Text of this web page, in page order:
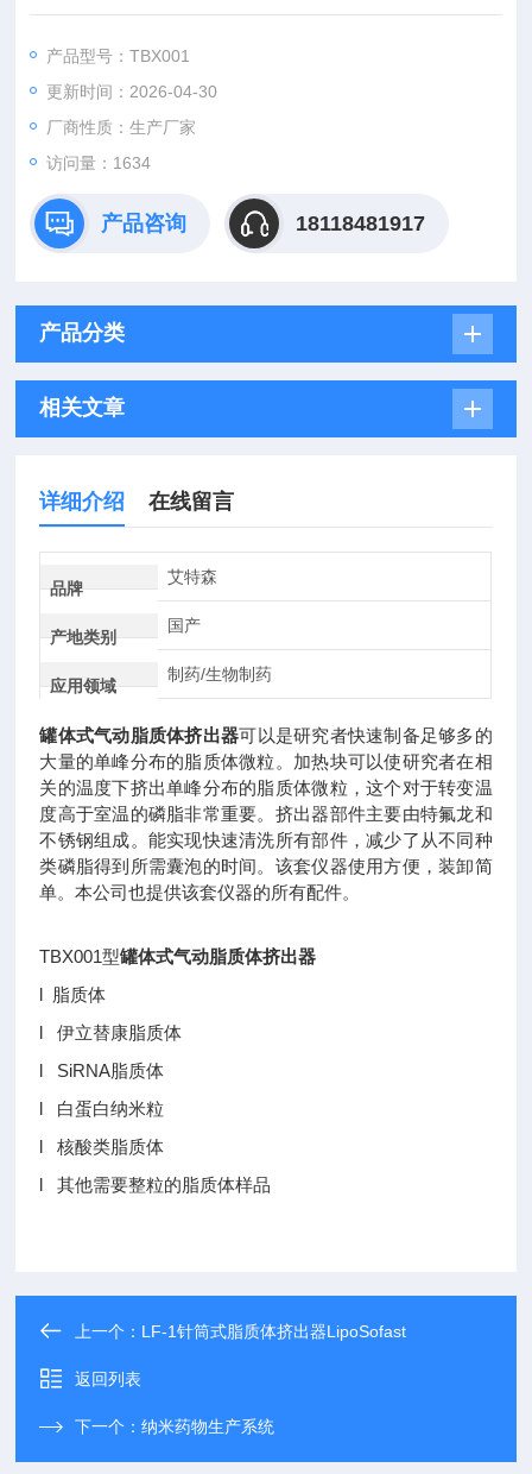
出单峰分布的脂质体微粒，这个对于转变温度高于室温的磷脂非
洗所有部件，减少了从不同种类磷脂得到所需囊泡的时间。该套
仪器使用方便，装卸简单。本公司也提供该套仪器的所有配件。
产品型号：TBX001
更新时间：2026-04-30
厂商性质：生产厂家
访问量：1634
产品咨询 18118481917
产品分类
相关文章
详细介绍 在线留言
品牌
艾特森
产地类别
国产
应用领域
制药/生物制药
罐体式气动脂质体挤出器可以是研究者快速制备足够多的
大量的单峰分布的脂质体微粒。加热块可以使研究者在相
关的温度下挤出单峰分布的脂质体微粒，这个对于转变温
度高于室温的磷脂非常重要。挤出器部件主要由特氟龙和
不锈钢组成。能实现快速清洗所有部件，减少了从不同种
类磷脂得到所需囊泡的时间。该套仪器使用方便，装卸简
单。本公司也提供该套仪器的所有配件。
TBX001型罐体式气动脂质体挤出器
l 脂质体
l 伊立替康脂质体
l SiRNA脂质体
l 白蛋白纳米粒
l 核酸类脂质体
l 其他需要整粒的脂质体样品
上一个： LF-1针筒式脂质体挤出器LipoSofast
返回列表
下一个：纳米药物生产系统